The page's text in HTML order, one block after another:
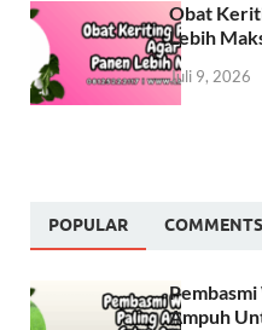
Obat
Lebih
Juli 9, 2026
POPULAR COMMENTS
Ampuh